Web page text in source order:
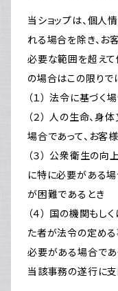
当ショップは、個人
れる場合を除き、お
必要な範囲を超えて
の場合はこの限りで
（１） 法令に基づく
（２） 人の生命、
場合であって、お客
（３） 公衆衛生の
に特に必要がある場
が困難であるとき
（４） 国の機関も
た者が法令の定め
必要がある場合であ
当該事務の遂行に